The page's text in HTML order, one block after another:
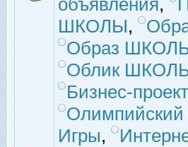
объявления,
ШКОЛЫ,
Образ ШКОЛЫ
Облик ШКОЛЫ
Бизнес-
Игры,